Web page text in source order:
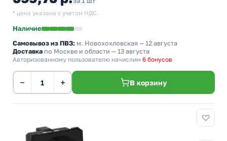
* цена указана с учетом НДС.
Наличие
Самовывоз из ПВЗ: м. Новохохловская — 12 августа
Доставка по Москве и области — 13 августа
Авторизованному пользователю начислим 6 бонусов
− + В корзину